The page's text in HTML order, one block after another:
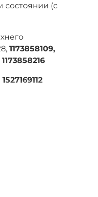
состоянии (с
1173858109,